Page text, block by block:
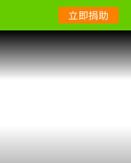
立即捐助